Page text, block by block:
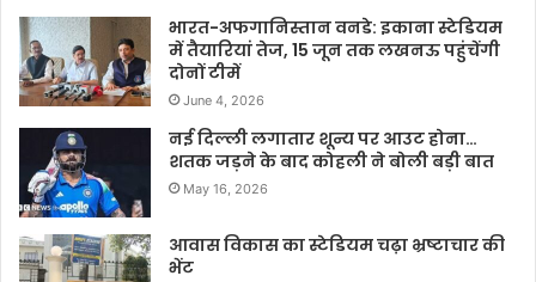
भारत-अफगानिस्तान वनडे: इकाना स्टेडियम
में तैयारियां तेज, 15 जून तक लखनऊ पहुंचेंगी
दोनों टीमें
June 4, 2026
नई दिल्ली लगातार शून्य पर आउट होना…
शतक जड़ने के बाद कोहली ने बोली बड़ी बात
May 16, 2026
आवास विकास का स्टेडियम चढ़ा भ्रष्टाचार की
भेंट